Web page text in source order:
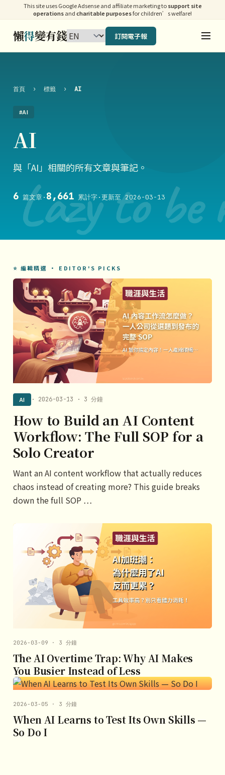
This site uses Google Adsense and affiliate marketing tosupport site
operationsandcharitable purposesfor children’s welfare!
懶得變有錢 訂閱電子報
Lazy to be
首頁 › 標籤 › AI
#AI
AI
與「AI」相關的所有文章與筆記。
6篇文章· 8,661累計字·更新至 2026-03-13
⭐ 編輯精選 · EDITOR'S PICKS
AI · 2026-03-13 · 3 分鐘
How to Build an AI Content
Workflow: The Full SOP for a
Solo Creator
Want an AI content workflow that actually reduces
chaos instead of creating more? This guide breaks
down the full SOP …
2026-03-09 · 3 分鐘
The AI Overtime Trap: Why AI Makes
You Busier Instead of Less
2026-03-05 · 3 分鐘
When AI Learns to Test Its Own Skills —
So Do I